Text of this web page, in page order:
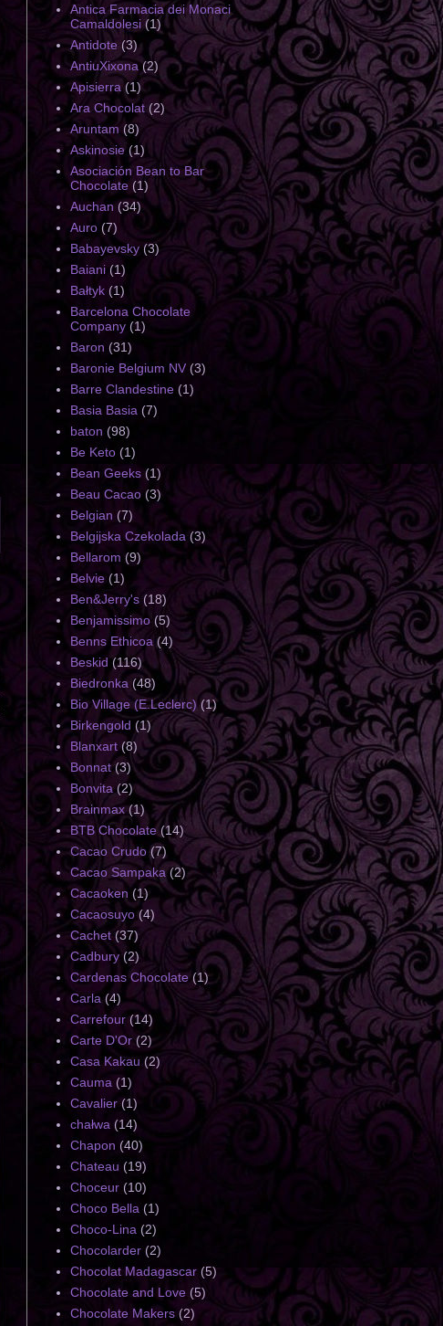
Antica Farmacia dei Monaci
Camaldolesi (1)
Antidote (3)
AntiuXixona (2)
Apisierra (1)
Ara Chocolat (2)
Aruntam (8)
Askinosie (1)
Asociación Bean to Bar
Chocolate (1)
Auchan (34)
Auro (7)
Babayevsky (3)
Baiani (1)
Bałtyk (1)
Barcelona Chocolate
Company (1)
Baron (31)
Baronie Belgium NV (3)
Barre Clandestine (1)
Basia Basia (7)
baton (98)
Be Keto (1)
Bean Geeks (1)
Beau Cacao (3)
Belgian (7)
Belgijska Czekolada (3)
Bellarom (9)
Belvie (1)
Ben&Jerry's (18)
Benjamissimo (5)
Benns Ethicoa (4)
Beskid (116)
Biedronka (48)
Bio Village (E.Leclerc) (1)
Birkengold (1)
Blanxart (8)
Bonnat (3)
Bonvita (2)
Brainmax (1)
BTB Chocolate (14)
Cacao Crudo (7)
Cacao Sampaka (2)
Cacaoken (1)
Cacaosuyo (4)
Cachet (37)
Cadbury (2)
Cardenas Chocolate (1)
Carla (4)
Carrefour (14)
Carte D'Or (2)
Casa Kakau (2)
Cauma (1)
Cavalier (1)
chałwa (14)
Chapon (40)
Chateau (19)
Choceur (10)
Choco Bella (1)
Choco-Lina (2)
Chocolarder (2)
Chocolat Madagascar (5)
Chocolate and Love (5)
Chocolate Makers (2)